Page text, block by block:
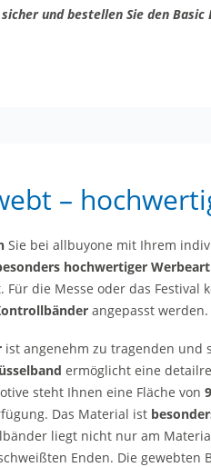
und bestellen Sie den
–
Sie bei allbuyone mit Ihrem
hochwertiger
die Messe oder das Festival
angepasst werden.
ist angenehm zu tragenden und
ermöglicht eine
steht Ihnen eine Fläche von
Das Material ist
liegt nicht nur am
Enden. Die gewebten